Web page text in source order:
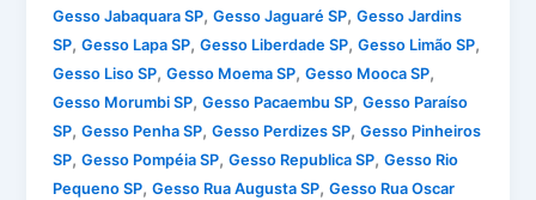
Gesso Jabaquara SP,Gesso Jaguaré SP,Gesso Jardins
SP,Gesso Lapa SP,Gesso Liberdade SP,Gesso Limão SP,
Gesso Liso SP,Gesso Moema SP,Gesso Mooca SP,
Gesso Morumbi SP,Gesso Pacaembu SP,Gesso Paraíso
SP,Gesso Penha SP,Gesso Perdizes SP,Gesso Pinheiros
SP,Gesso Pompéia SP,Gesso Republica SP,Gesso Rio
Pequeno SP,Gesso Rua Augusta SP,Gesso Rua Oscar